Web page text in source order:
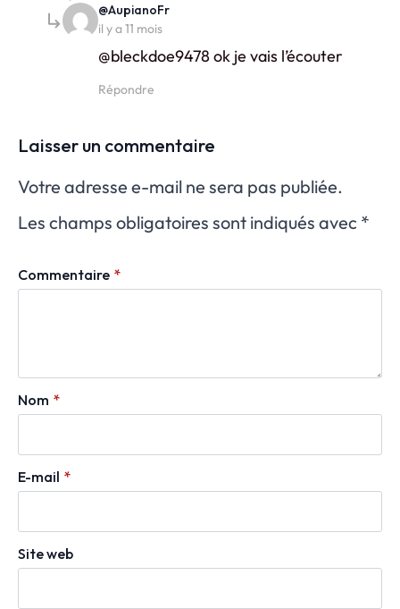
@AupianoFrsays:
il y a 11 mois
@bleckdoe9478 ok je vais l’écouter
Répondre
Laisser un commentaire
Votre adresse e-mail ne sera pas publiée.
Les champs obligatoires sont indiqués avec *
Commentaire *
Nom *
E-mail *
Site web